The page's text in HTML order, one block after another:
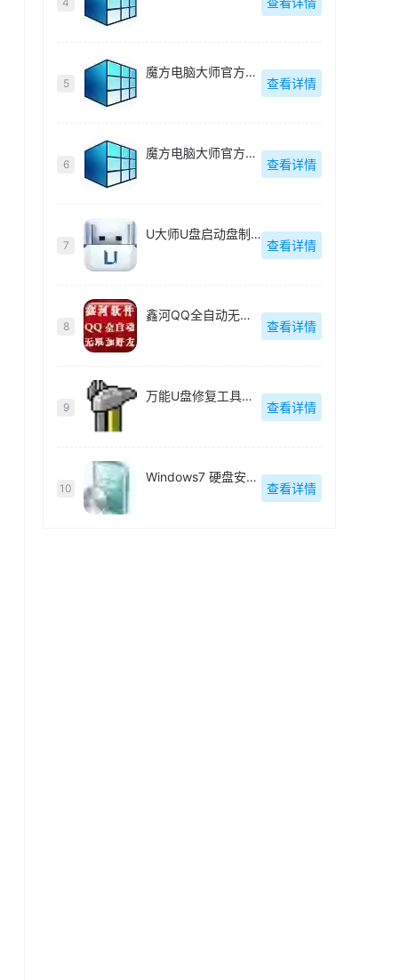
5
魔方电脑大师官方最新版
查看详情
6
魔方电脑大师官方最新版
查看详情
7
U大师U盘启动盘制作工具【附教程】
查看详情
8
鑫河QQ全自动无限加好友神器
查看详情
9
万能U盘修复工具绿色版
查看详情
10
Windows7 硬盘安装工具绿色版
查看详情